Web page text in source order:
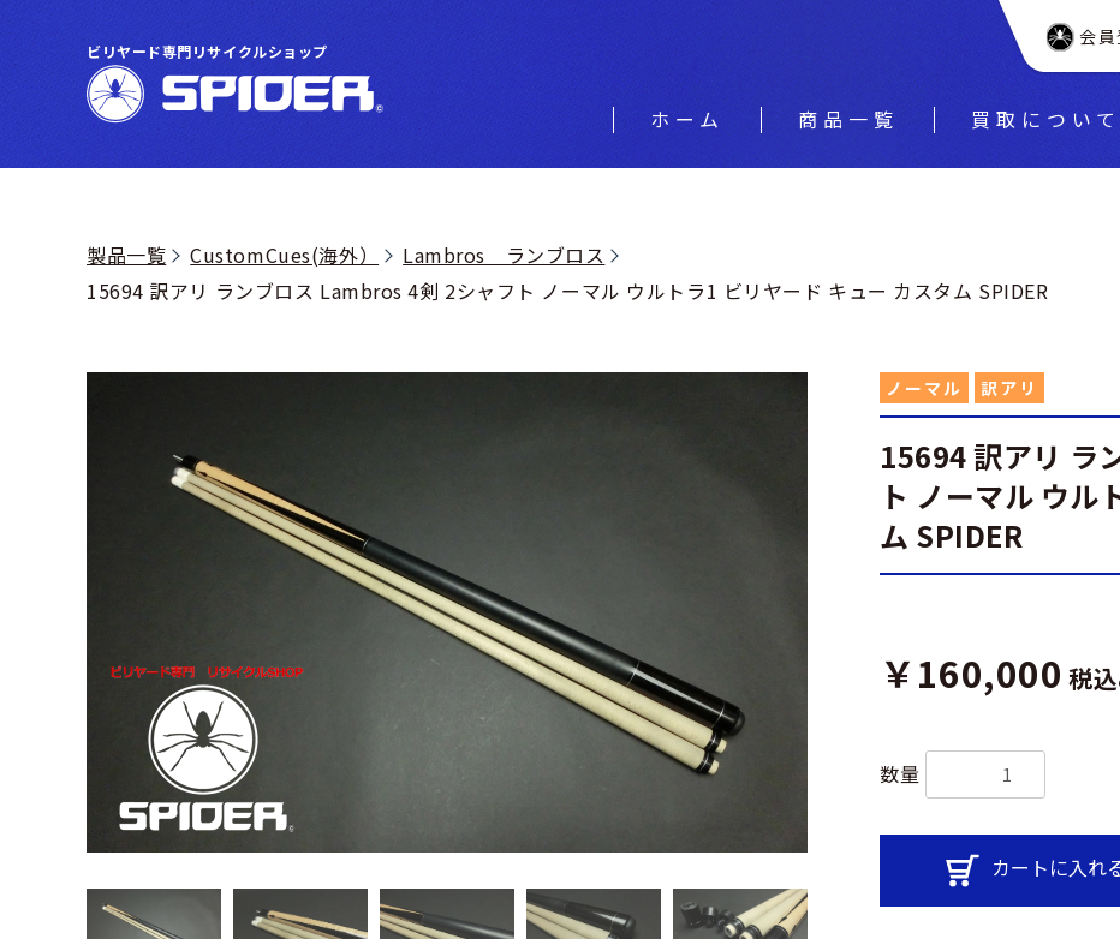
ビリヤード専門リサイクルショップ
会
ホーム 商品一覧 買取について
製品一覧 CustomCues(海外）
Lambros ランブロス
15694 訳アリ ランブロス Lambros 4剣 2シャフト ノーマル ウルトラ1 ビリヤード キュー カスタム SPIDER
ノーマル 訳アリ
15694 訳アリ ラ
ト ノーマル ウル
ム SPIDER
￥160,000 税
数量
カートに入れ